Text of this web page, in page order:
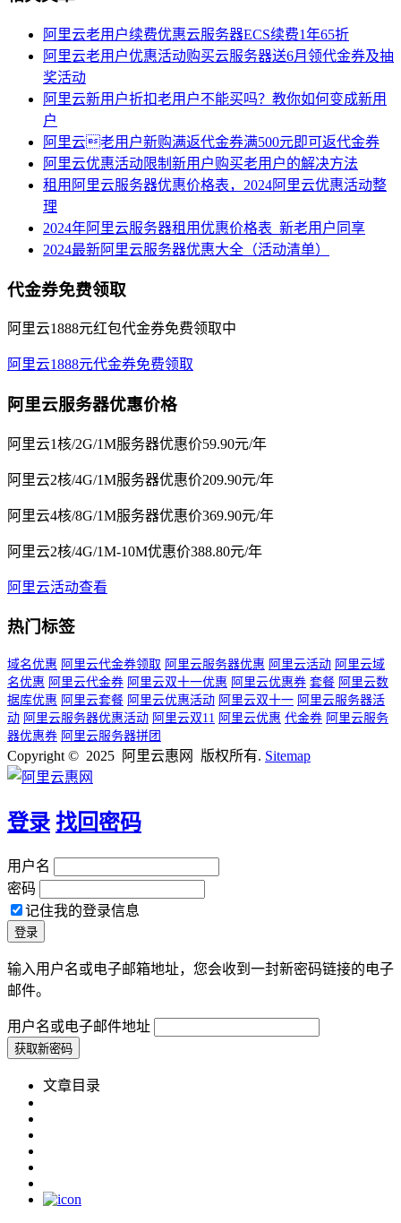
阿里云老用户续费优惠云服务器ECS续费1年65折
阿里云老用户优惠活动购买云服务器送6月领代金券及抽
奖活动
阿里云新用户折扣老用户不能买吗？教你如何变成新用
户
阿里云老用户新购满返代金券满500元即可返代金券
阿里云优惠活动限制新用户购买老用户的解决方法
租用阿里云服务器优惠价格表，2024阿里云优惠活动整
理
2024年阿里云服务器租用优惠价格表_新老用户同享
2024最新阿里云服务器优惠大全（活动清单）
代金券免费领取
阿里云1888元红包代金券免费领取中
阿里云1888元代金券免费领取
阿里云服务器优惠价格
阿里云1核/2G/1M服务器优惠价59.90元/年
阿里云2核/4G/1M服务器优惠价209.90元/年
阿里云4核/8G/1M服务器优惠价369.90元/年
阿里云2核/4G/1M-10M优惠价388.80元/年
阿里云活动查看
热门标签
域名优惠 阿里云代金券领取 阿里云服务器优惠 阿里云活动 阿里云域
名优惠 阿里云代金券 阿里云双十一优惠 阿里云优惠券 套餐 阿里云数
据库优惠 阿里云套餐 阿里云优惠活动 阿里云双十一 阿里云服务器活
动 阿里云服务器优惠活动 阿里云双11 阿里云优惠 代金券 阿里云服务
器优惠券 阿里云服务器拼团
Copyright © 2025 阿里云惠网 版权所有. Sitemap
登录 找回密码
用户名
密码
记住我的登录信息
输入用户名或电子邮箱地址，您会收到一封新密码链接的电子
邮件。
用户名或电子邮件地址
文章目录